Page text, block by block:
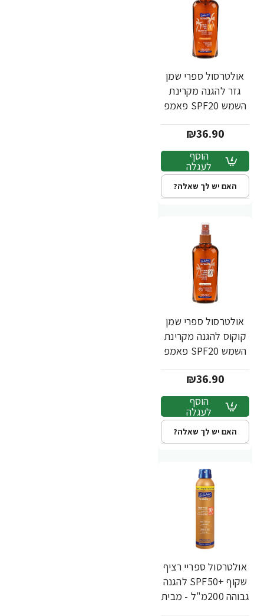
אולטרסול ספרי שמן
גזר להגנה מקרינת
השמש SPF20 פאמפ
₪36.90
הוסף
לעגלה
האם יש לך שאלה?
אולטרסול ספרי שמן
קוקוס להגנה מקרינת
השמש SPF20 פאמפ
₪36.90
הוסף
לעגלה
האם יש לך שאלה?
אולטרסול ספריי רציף
שקוף +SPF50 להגנה
גבוהה 200מ"ל - מבית